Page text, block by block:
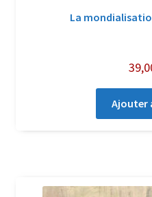
La
Ajouter